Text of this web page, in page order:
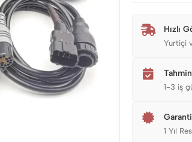
Hızlı
Yurtiçi
1-3 iş
1 Yıl